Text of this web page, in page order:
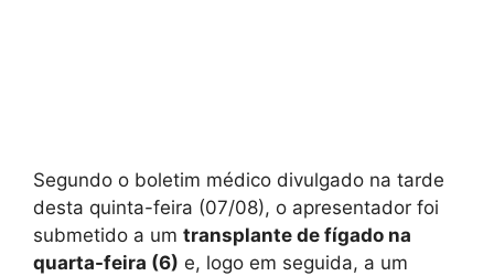
Segundo o boletim médico divulgado na tarde
desta quinta-feira (07/08), o apresentador foi
submetido a um transplante de fígado na
quarta-feira (6) e, logo em seguida, a um